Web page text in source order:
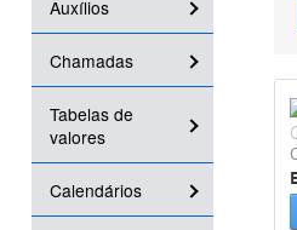
Auxílios
Chamadas
Tabelas de
valores
Calendários